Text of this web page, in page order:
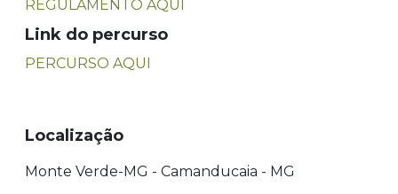
REGULAMENTO AQUI
Link do percurso
PERCURSO AQUI
Localização
Monte Verde-MG - Camanducaia - MG